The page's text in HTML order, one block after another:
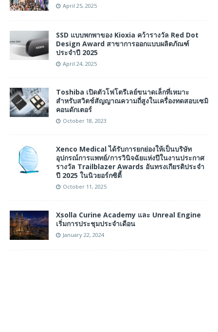
April 25, 2025
SSD แบบพกพาของ Kioxia คว้ารางวัล Red Dot
Design Award สาขาการออกแบบผลิตภัณฑ์
ประจำปี 2025
April 24, 2025
Toshiba เปิดตัวโฟโตรีเลย์ขนาดเล็กที่เหมาะ
สำหรับสวิตช์สัญญาณความถี่สูงในเครื่องทดสอบเซมิ
คอนดักเตอร์
October 18, 2023
Xenco Medical ได้รับการยกย่องให้เป็นบริษัท
อุปกรณ์การแพทย์/การวินิจฉัยแห่งปีในงานประกาศ
รางวัล Trailblazer Awards อันทรงเกียรติประจำ
ปี 2025 ในนิวยอร์กซิตี้
October 11, 2025
Xsolla Curine Academy และ Unreal Engine
เริ่มการประชุมประจำเดือน
January 22, 2024